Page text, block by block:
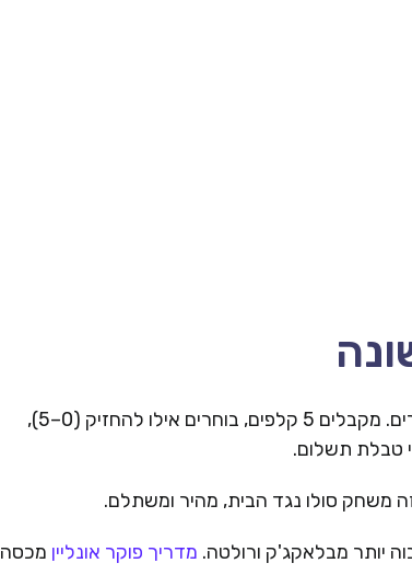
וידאו פוקר = משחק נגד המכונה (RNG), לא נגד שחקנים אחרים. מקבלים 5 קלפים, בוחרים אילו להחזיק (0–5),
טבלת תשלום.
זה משחק סולו נגד הבית, מהיר ומשתלם.
מדריך פוקר אונליין מכסה